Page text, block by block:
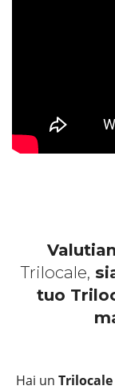
Trilocale,
tuo
Hai un Trilocale